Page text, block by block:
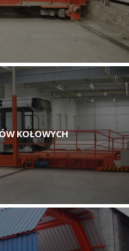
KOŁOWYCH